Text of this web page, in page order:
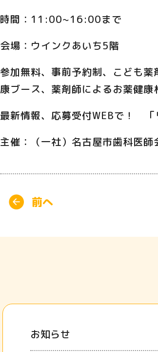
時間：11:00~16:00まで
会場：ウインクあいち5階
参加無料、事前予約制、こども
康ブース、薬剤師によるお薬健康
最新情報、応募受付WEBで！
主催：（一社）名古屋市歯科医
前へ
お知らせ